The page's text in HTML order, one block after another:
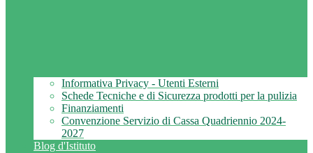
Informativa Privacy - Utenti Esterni
Schede Tecniche e di Sicurezza prodotti per la pulizia
Finanziamenti
Convenzione Servizio di Cassa Quadriennio 2024-
2027
Blog d'Istituto